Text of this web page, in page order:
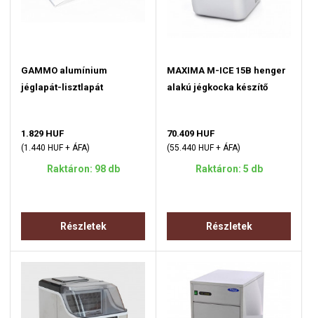
GAMMO alumínium
jéglapát-lisztlapát
1.829 HUF
(1.440 HUF + ÁFA)
Raktáron: 98 db
Részletek
MAXIMA M-ICE 15B henger
alakú jégkocka készítő
70.409 HUF
(55.440 HUF + ÁFA)
Raktáron: 5 db
Részletek